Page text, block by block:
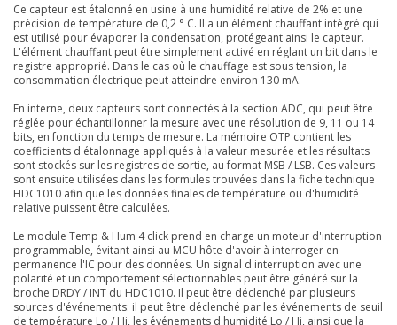
Ce capteur est étalonné en usine à une humidité relative de 2% et une
précision de température de 0,2 ° C. Il a un élément chauffant intégré qui
est utilisé pour évaporer la condensation, protégeant ainsi le capteur.
L'élément chauffant peut être simplement activé en réglant un bit dans le
registre approprié. Dans le cas où le chauffage est sous tension, la
consommation électrique peut atteindre environ 130 mA.
En interne, deux capteurs sont connectés à la section ADC, qui peut être
réglée pour échantillonner la mesure avec une résolution de 9, 11 ou 14
bits, en fonction du temps de mesure. La mémoire OTP contient les
coefficients d'étalonnage appliqués à la valeur mesurée et les résultats
sont stockés sur les registres de sortie, au format MSB / LSB. Ces valeurs
sont ensuite utilisées dans les formules trouvées dans la fiche technique
HDC1010 afin que les données finales de température ou d'humidité
relative puissent être calculées.
Le module Temp & Hum 4 click prend en charge un moteur d'interruption
programmable, évitant ainsi au MCU hôte d'avoir à interroger en
permanence l'IC pour des données. Un signal d'interruption avec une
polarité et un comportement sélectionnables peut être généré sur la
broche DRDY / INT du HDC1010. Il peut être déclenché par plusieurs
sources d'événements: il peut être déclenché par les événements de seuil
de température Lo / Hi, les événements d'humidité Lo / Hi, ainsi que la